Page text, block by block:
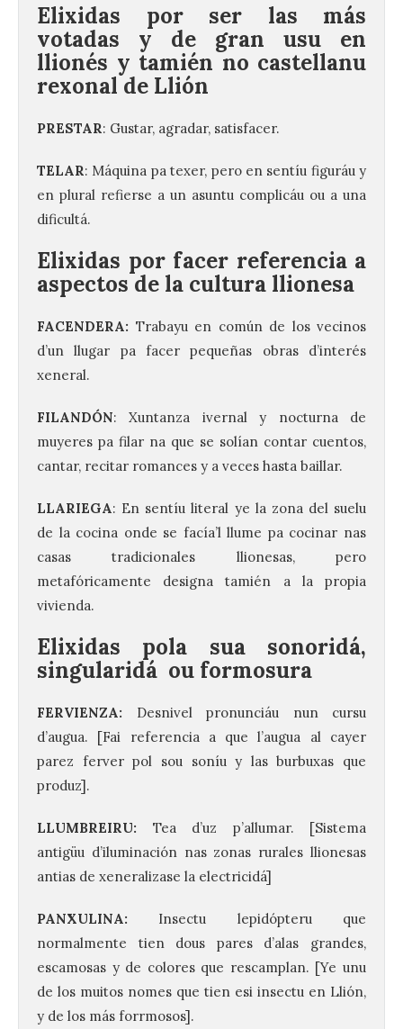
Elixidas por ser las más
votadas y de gran usu en
llionés y tamién no castellanu
rexonal de Llión
PRESTAR: Gustar, agradar, satisfacer.
TELAR: Máquina pa texer, pero en sentíu figuráu y
en plural refierse a un asuntu complicáu ou a una
dificultá.
Elixidas por facer referencia a
aspectos de la cultura llionesa
FACENDERA: Trabayu en común de los vecinos
d’un llugar pa facer pequeñas obras d’interés
xeneral.
FILANDÓN: Xuntanza ivernal y nocturna de
muyeres pa filar na que se solían contar cuentos,
cantar, recitar romances y a veces hasta baillar.
LLARIEGA: En sentíu literal ye la zona del suelu
de la cocina onde se facía’l llume pa cocinar nas
casas tradicionales llionesas, pero
metafóricamente designa tamién a la propia
vivienda.
Elixidas pola sua sonoridá,
singularidá ou formosura
FERVIENZA: Desnivel pronunciáu nun cursu
d’augua. [Fai referencia a que l’augua al cayer
parez ferver pol sou soníu y las burbuxas que
produz].
LLUMBREIRU: Tea d’uz p’allumar. [Sistema
antigüu d’iluminación nas zonas rurales llionesas
antias de xeneralizase la electricidá]
PANXULINA: Insectu lepidópteru que
normalmente tien dous pares d’alas grandes,
escamosas y de colores que rescamplan. [Ye unu
de los muitos nomes que tien esi insectu en Llión,
y de los más forrmosos].
Criosanabria promociona
la sierra de Sanabria
después de los incendios